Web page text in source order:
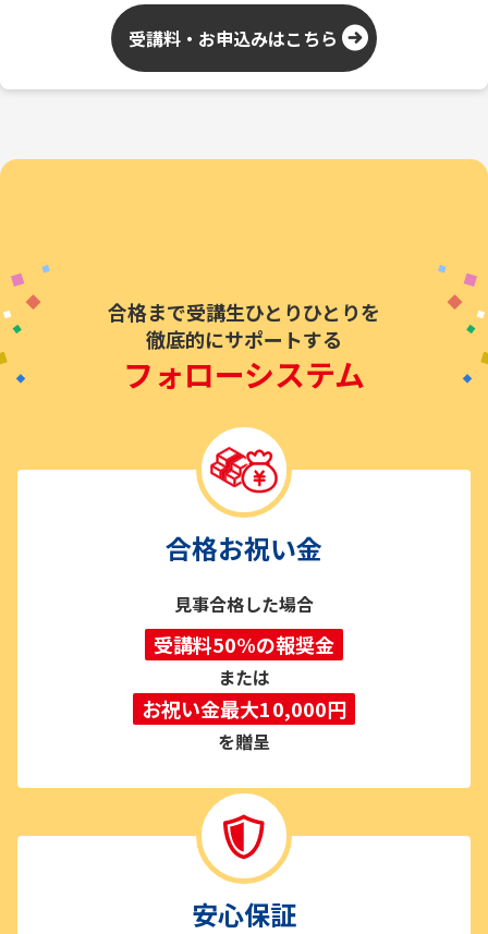
受講料・お申込みはこちら
合格まで受講生ひとりひとりを
徹底的にサポートする
フォローシステム
合格お祝い金
見事合格した場合
受講料50%の報奨金
または
お祝い金最大10,000円
を贈呈
安心保証